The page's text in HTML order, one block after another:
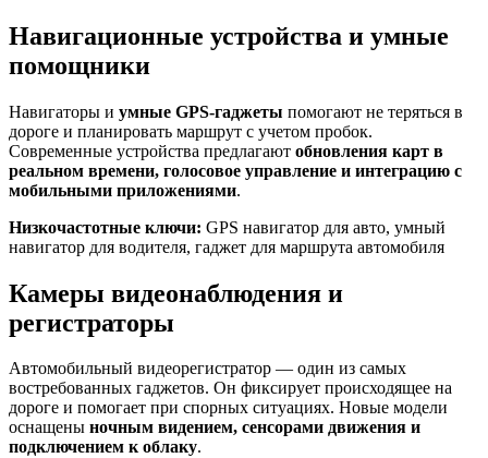
Навигационные устройства и умные
помощники
Навигаторы и умные GPS-гаджеты помогают не теряться в
дороге и планировать маршрут с учетом пробок.
Современные устройства предлагают обновления карт в
реальном времени, голосовое управление и интеграцию с
мобильными приложениями.
Низкочастотные ключи: GPS навигатор для авто, умный
навигатор для водителя, гаджет для маршрута автомобиля
Камеры видеонаблюдения и
регистраторы
Автомобильный видеорегистратор — один из самых
востребованных гаджетов. Он фиксирует происходящее на
дороге и помогает при спорных ситуациях. Новые модели
оснащены ночным видением, сенсорами движения и
подключением к облаку.